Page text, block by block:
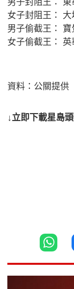
女子封阻王：
男子偷截王：
女子偷截王：
資料：公關提供
↓立即下載星島